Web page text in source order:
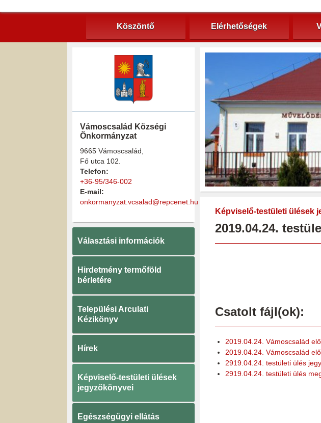
Köszöntő Elérhetőségek
Vámoscsalád Községi
Önkormányzat
9665 Vámoscsalád,
Fő utca 102.
Telefon:
+36-95/346-002
E-mail:
onkormanyzat.vcsalad@repcenet.hu
Választási információk
Hirdetmény termőföld
bérletére
Települési Arculati
Kézikönyv
Hírek
Képviselő-testületi ülések
jegyzőkönyvei
Egészségügyi ellátás
Képviselő-testületi ülések
2019.04.24.
Csatolt fájl(ok):
2019.04.24. Vámoscsalád
2019.04.24. Vámoscsalád
2919.04.24. testületi ülés
2919.04.24. testületi ülés